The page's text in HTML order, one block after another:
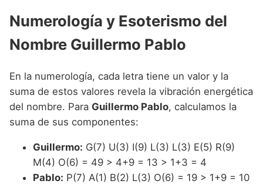
Numerología y Esoterismo del
Nombre Guillermo Pablo
En la numerología, cada letra tiene un valor y la
suma de estos valores revela la vibración energética
del nombre. Para Guillermo Pablo, calculamos la
suma de sus componentes:
Guillermo: G(7) U(3) I(9) L(3) L(3) E(5) R(9)
M(4) O(6) = 49 > 4+9 = 13 > 1+3 = 4
Pablo: P(7) A(1) B(2) L(3) O(6) = 19 > 1+9 = 10